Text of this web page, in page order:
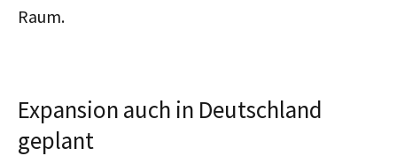
Raum.
Expansion auch in Deutschland
geplant